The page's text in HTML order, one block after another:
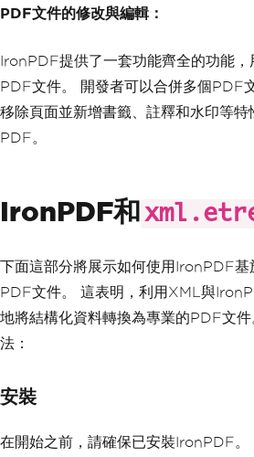
PDF文件的修改與編輯：
IronPDF提供了一套功能齊全的功能，
PDF文件。 開發者可以合併多個PDF
移除頁面並新增書籤、註釋和水印等特
PDF。
IronPDF和
下面這部分將展示如何使用IronPDF
PDF文件。 這表明，利用XML與
地將結構化資料轉換為專業的PDF文
法：
安裝
在開始之前，請確保已安裝IronPDF。